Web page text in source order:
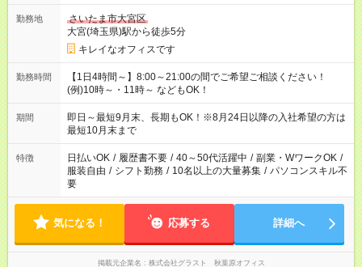
勤務地
さいたま市大宮区
大宮(埼玉県)駅から徒歩5分
キレイなオフィスです
勤務時間
【1日4時間～】8:00～21:00の間でご希望ご相談ください！
(例)10時～・11時～ などもOK！
期間
即日～最短9月末、長期もOK！※8月24日以降の入社希望の方は
最短10月末まで
特徴 日払いOK / 履歴書不要 / 40～50代活躍中 / 副業・WワークOK /
服装自由 / シフト勤務 / 10名以上の大量募集 / パソコンスキル不
要
気になる！ 応募する 詳細へ
掲載元企業名 株式会社グラスト 秋葉原オフィス